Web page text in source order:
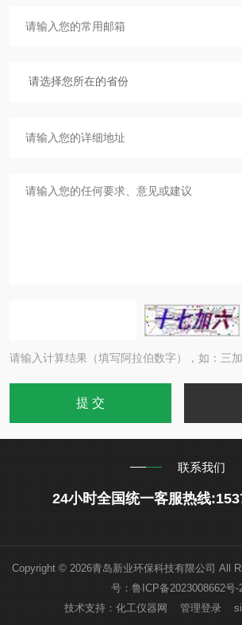
请输入计算结果（填写阿拉伯数字），如：三
联系我们
24小时全国统一客服热线
Copyright © 2026青岛新业环保科技有限公司 All
号： 鲁ICP备2023008662号-
技术支持：化工仪器网 管理登录